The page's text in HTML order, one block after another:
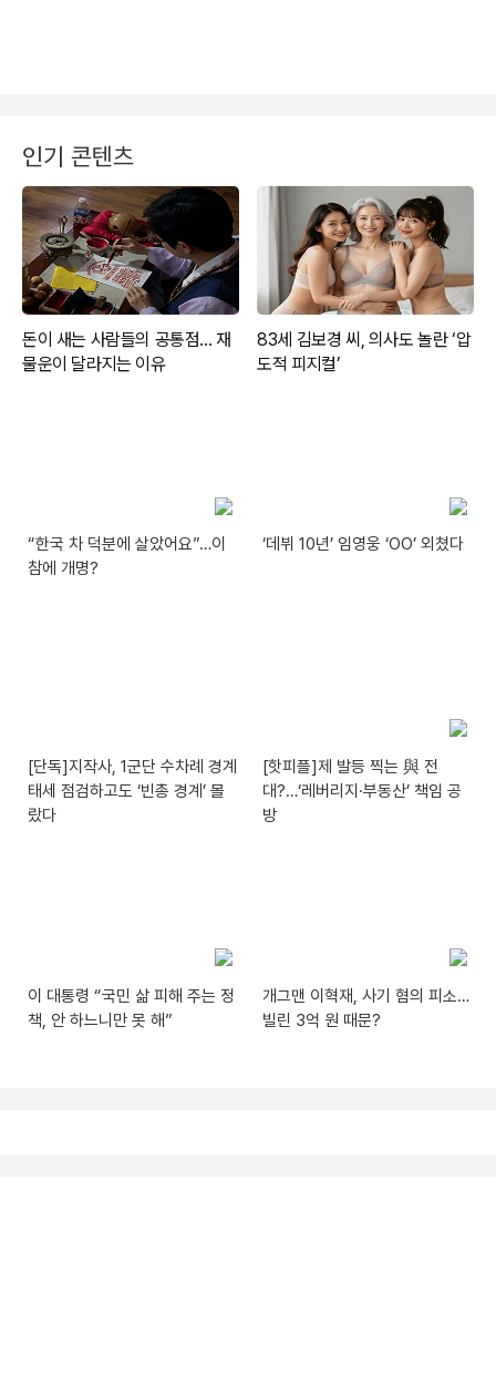
인기 콘텐츠
“한국 차 덕분에 살았어요”…이
참에 개명?
‘데뷔 10년’ 임영웅 ‘OO’ 외쳤다
[단독]지작사, 1군단 수차례 경계
태세 점검하고도 ‘빈총 경계’ 몰
랐다
[핫피플]제 발등 찍는 與 전
대?…‘레버리지·부동산’ 책임 공
방
이 대통령 “국민 삶 피해 주는 정
책, 안 하느니만 못 해”
개그맨 이혁재, 사기 혐의 피소…
빌린 3억 원 때문?